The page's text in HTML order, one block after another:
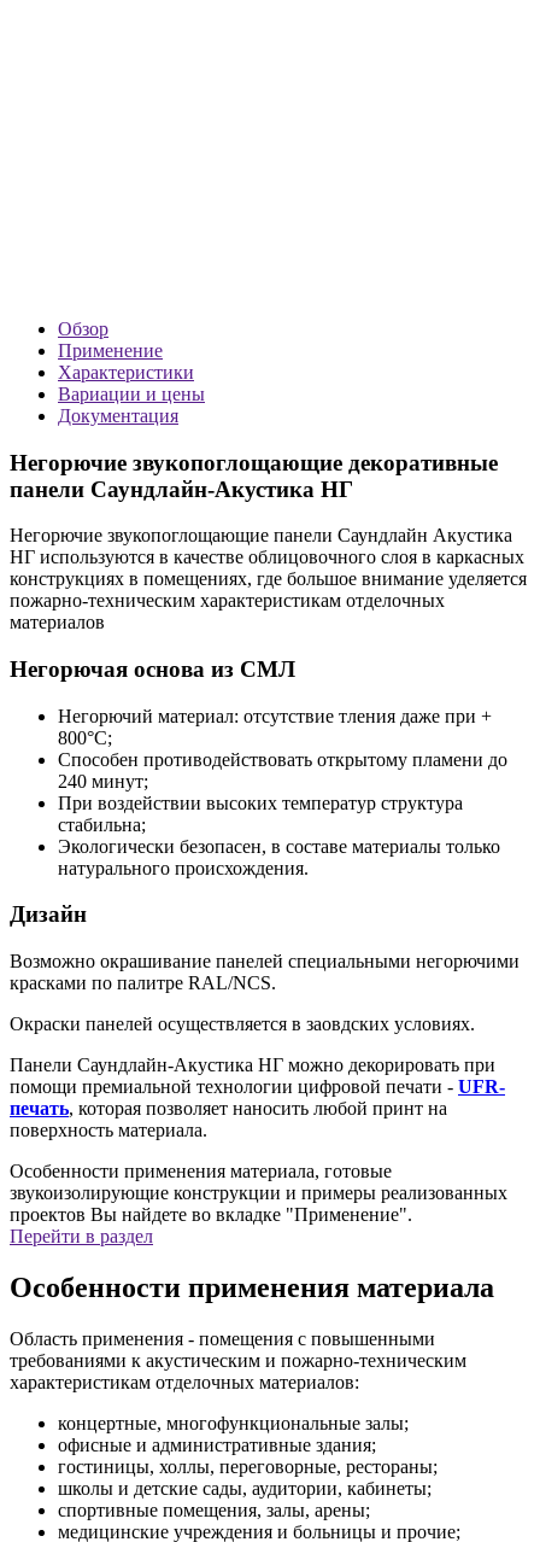
Обзор
Применение
Характеристики
Вариации и цены
Документация
Негорючие звукопоглощающие декоративные
панели Саундлайн-Акустика НГ
Негорючие звукопоглощающие панели Саундлайн Акустика
НГ используются в качестве облицовочного слоя в каркасных
конструкциях в помещениях, где большое внимание уделяется
пожарно-техническим характеристикам отделочных
материалов
Негорючая основа из СМЛ
Негорючий материал: отсутствие тления даже при +
800°C;
Способен противодействовать открытому пламени до
240 минут;
При воздействии высоких температур структура
стабильна;
Экологически безопасен, в составе материалы только
натурального происхождения.
Дизайн
Возможно окрашивание панелей специальными негорючими
красками по палитре RAL/NCS.
Окраски панелей осуществляется в заовдских условиях.
Панели Саундлайн-Акустика НГ можно декорировать при
помощи премиальной технологии цифровой печати - UFR-
печать, которая позволяет наносить любой принт на
поверхность материала.
Особенности применения материала, готовые
звукоизолирующие конструкции и примеры реализованных
проектов Вы найдете во вкладке "Применение".
Перейти в раздел
Особенности применения материала
Область применения - помещения с повышенными
требованиями к акустическим и пожарно-техническим
характеристикам отделочных материалов:
концертные, многофункциональные залы;
офисные и административные здания;
гостиницы, холлы, переговорные, рестораны;
школы и детские сады, аудитории, кабинеты;
спортивные помещения, залы, арены;
медицинские учреждения и больницы и прочие;